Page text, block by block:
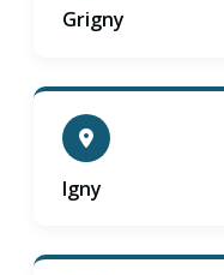
Grigny
Igny